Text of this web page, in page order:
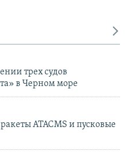
трех судов
в Черном море
ATACMS и пусковые